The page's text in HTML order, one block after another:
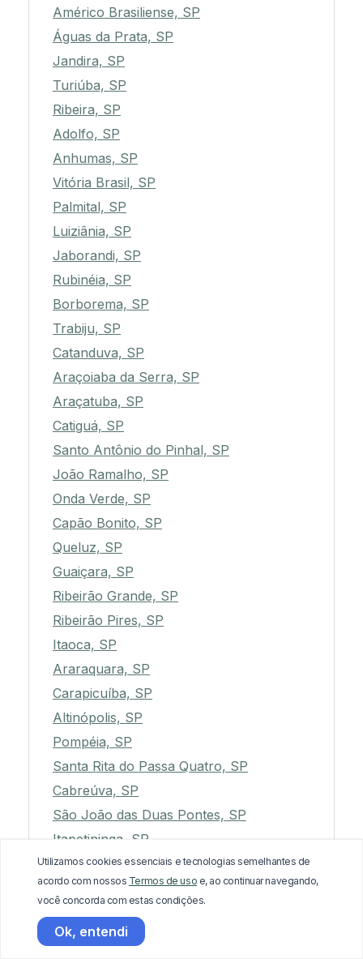
Américo Brasiliense, SP
Águas da Prata, SP
Jandira, SP
Turiúba, SP
Ribeira, SP
Adolfo, SP
Anhumas, SP
Vitória Brasil, SP
Palmital, SP
Luiziânia, SP
Jaborandi, SP
Rubinéia, SP
Borborema, SP
Trabiju, SP
Catanduva, SP
Araçoiaba da Serra, SP
Araçatuba, SP
Catiguá, SP
Santo Antônio do Pinhal, SP
João Ramalho, SP
Onda Verde, SP
Capão Bonito, SP
Queluz, SP
Guaiçara, SP
Ribeirão Grande, SP
Ribeirão Pires, SP
Itaoca, SP
Araraquara, SP
Carapicuíba, SP
Altinópolis, SP
Pompéia, SP
Santa Rita do Passa Quatro, SP
Cabreúva, SP
São João das Duas Pontes, SP
Itapetininga, SP
Teodoro Sampaio, SP
Valinhos, SP
Vargem Grande do Sul, SP
Utilizamos cookies essenciais e tecnologias semelhantes de
acordo com nossos Termos de uso e, ao continuar navegando,
você concorda com estas condições.
Ok, entendi